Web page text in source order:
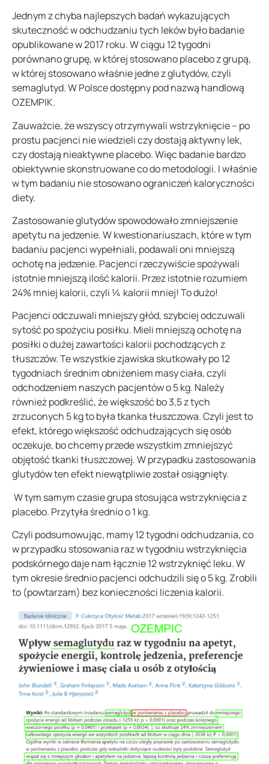
Jednym z chyba najlepszych badań wykazujących
skuteczność w odchudzaniu tych leków było badanie
opublikowane w 2017 roku. W ciągu 12 tygodni
porównano grupę, w której stosowano placebo z grupą,
w której stosowano właśnie jedne z glutydów, czyli
semaglutyd. W Polsce dostępny pod nazwą handlową
OZEMPIK.
Zauważcie, że wszyscy otrzymywali wstrzyknięcie – po
prostu pacjenci nie wiedzieli czy dostają aktywny lek,
czy dostają nieaktywne placebo. Więc badanie bardzo
obiektywnie skonstruowane co do metodologii. I właśnie
w tym badaniu nie stosowano ograniczeń kaloryczności
diety.
Zastosowanie glutydów spowodowało zmniejszenie
apetytu na jedzenie. W kwestionariuszach, które w tym
badaniu pacjenci wypełniali, podawali oni mniejszą
ochotę na jedzenie. Pacjenci rzeczywiście spożywali
istotnie mniejszą ilość kalorii. Przez istotnie rozumiem
24% mniej kalorii, czyli ¼ kalorii mniej! To dużo!
Pacjenci odczuwali mniejszy głód, szybciej odczuwali
sytość po spożyciu posiłku. Mieli mniejszą ochotę na
posiłki o dużej zawartości kalorii pochodzących z
tłuszczów. Te wszystkie zjawiska skutkowały po 12
tygodniach średnim obniżeniem masy ciała, czyli
odchodzeniem naszych pacjentów o 5 kg. Należy
również podkreślić, że większość bo 3,5 z tych
zrzuconych 5 kg to była tkanka tłuszczowa. Czyli jest to
efekt, którego większość odchudzających się osób
oczekuje, bo chcemy przede wszystkim zmniejszyć
objętość tkanki tłuszczowej. W przypadku zastosowania
glutydów ten efekt niewątpliwie został osiągnięty.
W tym samym czasie grupa stosująca wstrzyknięcia z
placebo. Przytyła średnio o 1 kg.
Czyli podsumowując, mamy 12 tygodni odchudzania, co
w przypadku stosowania raz w tygodniu wstrzyknięcia
podskórnego daje nam łącznie 12 wstrzyknięć leku. W
tym okresie średnio pacjenci odchudzili się o 5 kg. Zrobili
to (powtarzam) bez konieczności liczenia kalorii.